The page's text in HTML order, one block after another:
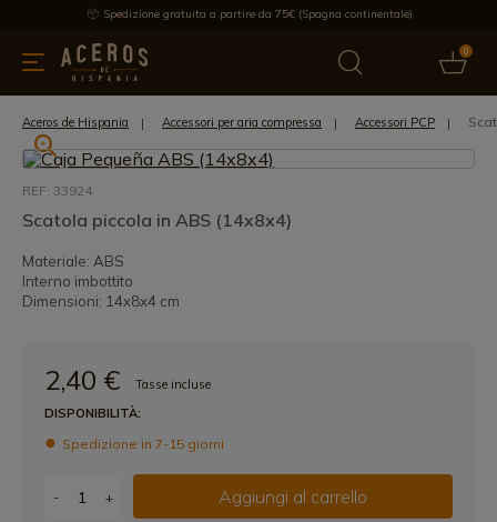
Spedizione gratuita a partire da 75€ (Spagna continentale)
0
cucina Offre Ultime notizie Venduti Marche
Aceros de Hispania Accessori per aria compressa Accessori PCP
REF: 33924
Scatola piccola in ABS (14x8x4)
Materiale: ABS
Interno imbottito
Dimensioni: 14x8x4 cm
2,40 €
Tasse incluse
DISPONIBILITÀ:
Spedizione in 7-15 giorni
- + Aggiungi al carrello